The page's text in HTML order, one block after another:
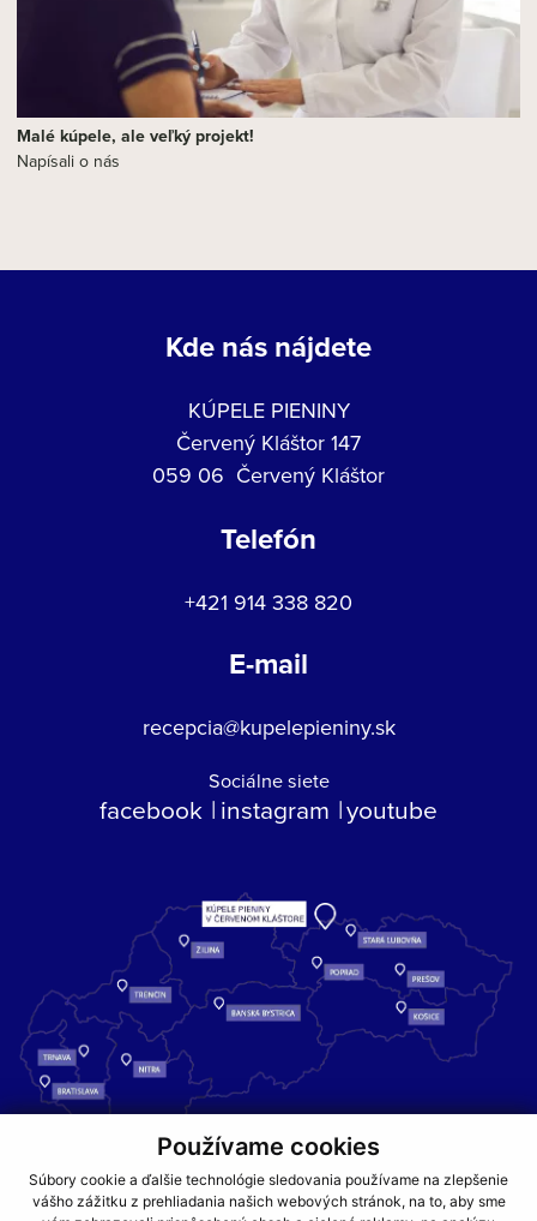
Používame cookies
Súbory cookie a ďalšie technológie sledovania používame na zlepšenie
vášho zážitku z prehliadania našich webových stránok, na to, aby sme
Malé kúpele, ale veľký projekt!
Napísali o nás
Kde nás nájdete
KÚPELE PIENINY
Červený Kláštor 147
059 06 Červený Kláštor
Telefón
+421 914 338 820
E-mail
recepcia@kupelepieniny.sk
Sociálne siete
facebook instagram youtube
Kúpele Pieniny – miesto, kde sa príroda stretáva s liečivou silou
vody a oddychom pre telo aj dušu.